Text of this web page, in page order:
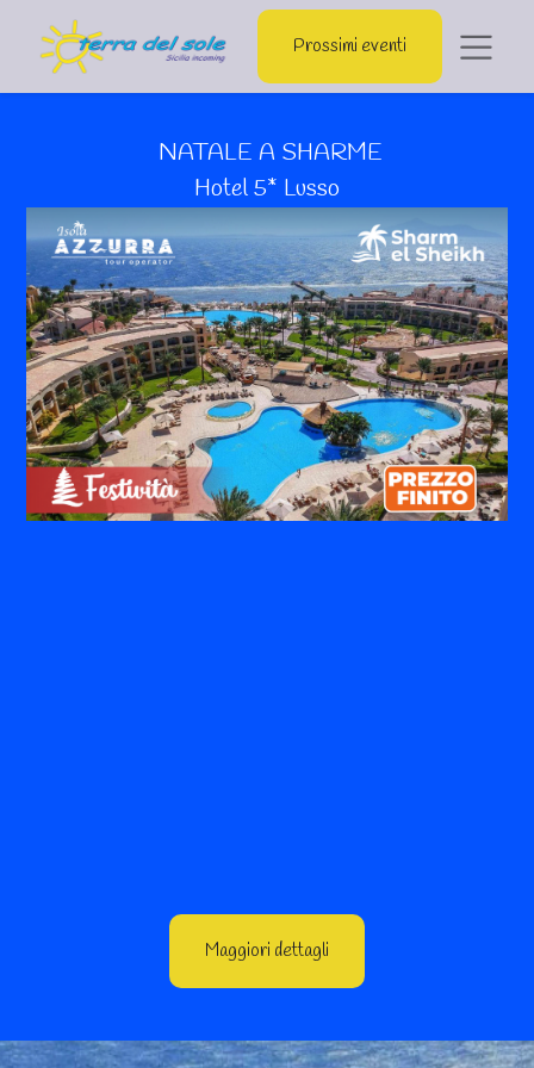
Prossimi eventi
NATALE A SHARME
Hotel 5* Lusso
Maggiori dettagli